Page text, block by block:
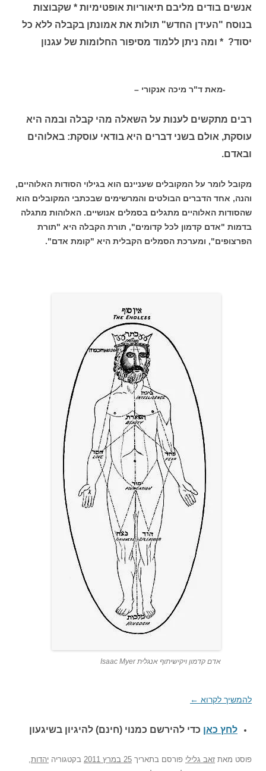
אנשים בודים מליבם תיאוריות אופטימיות * שקבוצות
בנוסח "העידן החדש" תולות את אמונתן בקבלה ללא כל
יסוד? * ומה ניתן ללמוד מסיפור החלומות של עגנון
-מאת ד"ר מיכה אנקורי –
רבים מתקשים לענות על השאלה מהי קבלה ובמה היא
עוסקת, אולם בשני דברים היא בודאי עוסקת: באלוהים
ובאדם.
מקובל לומר על המקובלים שעניינם הוא בגילוי הסודות האלוהיים,
והנה, אחד הדברים הבולטים והמרשימים שבכתבי המקובלים הוא
שהסודות האלוהיים מתגלים בסמלים אנושיים. האלוהות מתגלה
בדמות "אדם קדמון לכל קדומים", תורת הקבלה היא "תורת
הפרצופים", ומערכת הסמלים הקבלית היא "קומת אדם".
אדם קדמון ויקישיתוף אנגלית Isaac Myer
להמשיך לקרוא ←
לחץ כאן כדי להירשם כמנוי (חינם) להיגיון בשיגעון
פוסט מאת זאב גלילי פורסם בתאריך 25 במרץ 2011 בקטגוריה יהדות